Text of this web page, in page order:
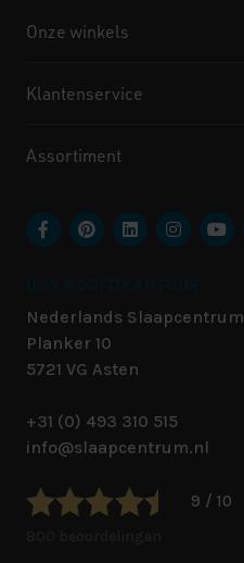
Onze winkels
Klantenservice
Assortiment
Nederlands Slaapcentrum
Planker 10
5721 VG Asten
+31 (0) 493 310 515
info@slaapcentrum.nl
9 / 10